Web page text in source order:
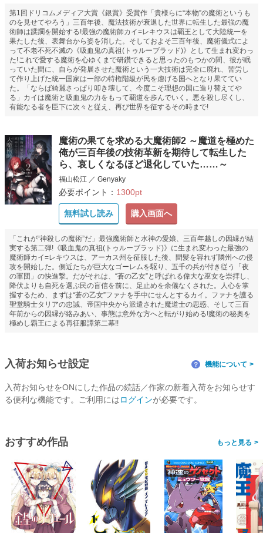
第1回ドリコムメディア大賞《銀賞》受賞作「貴様らに“本物”の魔術というも
のを見せてやろう」三百年後、魔法技術が衰退した世界に転生した最強の魔
術師は蹂躙を開始する!最強の魔術師カイ=レキウスは覇王として大陸統一を
果たした後、表舞台から姿を消した。そしておよそ三百年後、魔術儀式によ
って不老不死不滅の《吸血鬼の真祖(トゥルーブラッド)》として生まれ変わっ
た!これで愛する魔術を心ゆくまで研鑽できると思ったのもつかの間、彼が眠
っていた間に、自らが発展させた魔術という一大技術は完全に廃れ、苦労し
て作り上げた統一国家は一部の特権階級が民を虐げる国へとなり果ててい
た。「ならば綺麗さっぱり叩き壊して、今度こそ理想の国に造り替えてや
る」カイは魔術と吸血鬼の力をもって覇道を歩んでいく。悪を殺し尽くし、
有能なる者を臣下に次々と従え、再び世界を征するその時まで!
魔術の果てを求める大魔術師2 ～魔道を極めた
俺が三百年後の技術革新を期待して転生した
ら、哀しくなるほど退化していた……～
福山松江 ／ Genyaky
必要ポイント： 1300pt
無料試し読み 購入画面へ
「これが“神殺しの魔術”だ」最強魔術師と水神の愛娘、三百年越しの因縁が結
実する第二弾!《吸血鬼の真祖(トゥルーブラッド)》に生まれ変わった最強の
魔術師カイ=レキウスは、アーカス州を征服した後、間髪を容れず隣州への侵
攻を開始した。側近たちが巨大なゴーレムを駆り、五千の兵が付き従う「夜
の軍団」の快進撃。だがそれは、“蒼の乙女”と呼ばれる偉大な巫女を崇拝し、
降伏よりも自死を選ぶ民の盲信を前に、足止めを余儀なくされた。人心を掌
握するため、まずは“蒼の乙女”ファナを手中にせんとするカイ。ファナを護る
聖堂騎士タリアの忠誠、帝国中央から派遣された魔道士の思惑、そして三百
年前からの因縁が絡みあい、事態は意外な方へと転がり始める!魔術の秘奥を
極めし覇王による再征服譚第二幕!!
入荷お知らせ設定 ？ 機能について
入荷お知らせをONにした作品の続話／作家の新着入荷をお知らせす
る便利な機能です。ご利用にはログインが必要です。
おすすめ作品 >